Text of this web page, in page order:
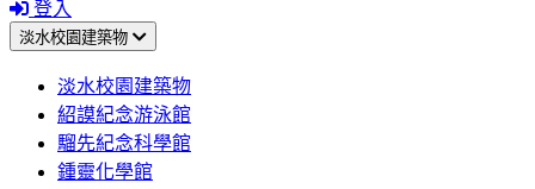
登入
淡水校園建築物
淡水校園建築物
紹謨紀念游泳館
騮先紀念科學館
鍾靈化學館